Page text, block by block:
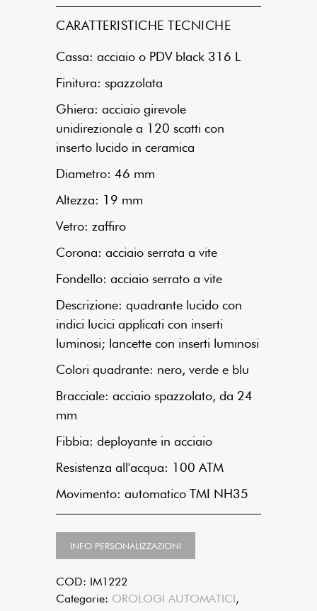
CARATTERISTICHE TECNICHE
Cassa: acciaio o PDV black 316 L
Finitura: spazzolata
Ghiera: acciaio girevole
unidirezionale a 120 scatti con
inserto lucido in ceramica
Diametro: 46 mm
Altezza: 19 mm
Vetro: zaffiro
Corona: acciaio serrata a vite
Fondello: acciaio serrato a vite
Descrizione: quadrante lucido con
indici lucici applicati con inserti
luminosi; lancette con inserti luminosi
Colori quadrante: nero, verde e blu
Bracciale: acciaio spazzolato, da 24
mm
Fibbia: deployante in acciaio
Resistenza all'acqua: 100 ATM
Movimento: automatico TMI NH35
INFO PERSONALIZZAZIONI
COD: IM1222
Categorie: OROLOGI AUTOMATICI,